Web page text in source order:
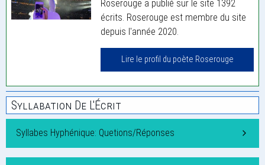
Roserouge a publié sur le site 1392
écrits. Roserouge est membre du site
depuis l'année 2020.
Lire le profil du poète Roserouge
Syllabation De L'Écrit
Syllabes Hyphénique: Quetions/Réponses